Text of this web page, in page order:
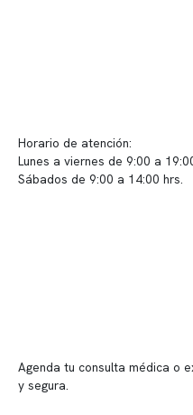
Horario de atención:
Lunes a viernes de 9:00 a
Sábados de 9:00 a 14:00 hrs.
Agenda tu consulta médica o
y segura.